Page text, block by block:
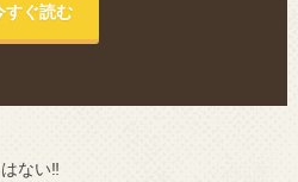
すぐ読む
ない‼︎